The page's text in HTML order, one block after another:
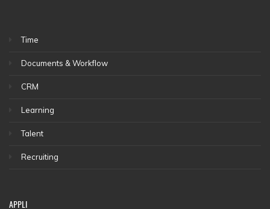
Time
Documents & Workflow
CRM
Learning
Talent
Recruiting
APPLI